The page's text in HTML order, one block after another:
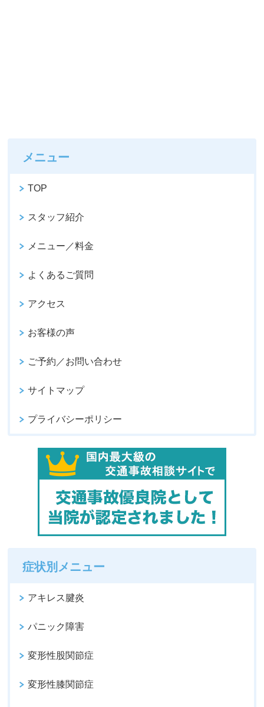
メニュー
TOP
スタッフ紹介
メニュー／料金
よくあるご質問
アクセス
お客様の声
ご予約／お問い合わせ
サイトマップ
プライバシーポリシー
症状別メニュー
アキレス腱炎
パニック障害
変形性股関節症
変形性膝関節症